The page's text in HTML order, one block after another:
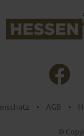
• AGB •
©